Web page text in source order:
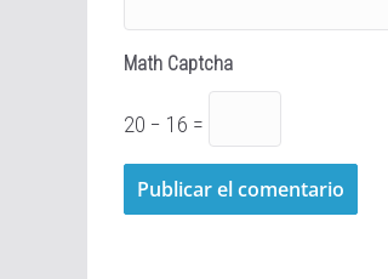
Math Captcha
20 − 16 =